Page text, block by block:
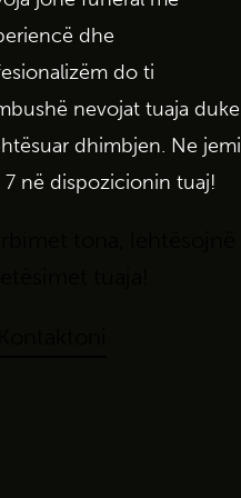
dhe
doti
nevojattuaja duke
dhimbjen. Ne jemi
në dispozicionin tuaj!